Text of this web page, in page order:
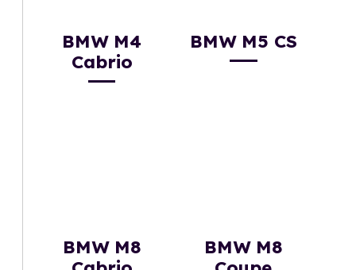
BMW M4
Cabrio
BMW M5 CS
BMW M8
BMW M8